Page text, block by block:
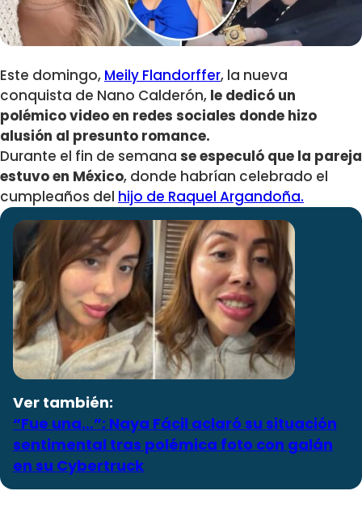
Este domingo, Meily Flandorffer, la nueva
conquista de Nano Calderón, le dedicó un
polémico video en redes sociales donde hizo
alusión al presunto romance.
Durante el fin de semana se especuló que la pareja
estuvo en México, donde habrían celebrado el
cumpleaños del hijo de Raquel Argandoña.
Ver también:
“Fue una…”: Naya Fácil aclaró su situación
sentimental tras polémica foto con galán
en su Cybertruck